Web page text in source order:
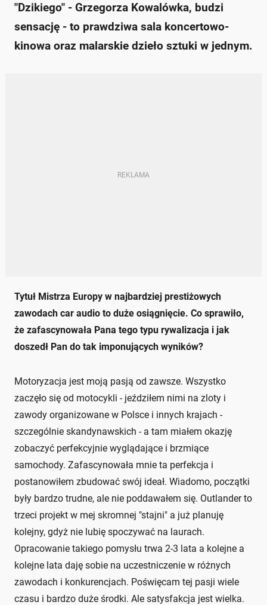
"Dzikiego" - Grzegorza Kowalówka, budzi
sensację - to prawdziwa sala koncertowo-
kinowa oraz malarskie dzieło sztuki w jednym.
Tytuł Mistrza Europy w najbardziej prestiżowych
zawodach car audio to duże osiągnięcie. Co sprawiło,
że zafascynowała Pana tego typu rywalizacja i jak
doszedł Pan do tak imponujących wyników?
Motoryzacja jest moją pasją od zawsze. Wszystko
zaczęło się od motocykli - jeździłem nimi na zloty i
zawody organizowane w Polsce i innych krajach -
szczególnie skandynawskich - a tam miałem okazję
zobaczyć perfekcyjnie wyglądające i brzmiące
samochody. Zafascynowała mnie ta perfekcja i
postanowiłem zbudować swój ideał. Wiadomo, początki
były bardzo trudne, ale nie poddawałem się. Outlander to
trzeci projekt w mej skromnej "stajni" a już planuję
kolejny, gdyż nie lubię spoczywać na laurach.
Opracowanie takiego pomysłu trwa 2-3 lata a kolejne a
kolejne lata daję sobie na uczestniczenie w różnych
zawodach i konkurencjach. Poświęcam tej pasji wiele
czasu i bardzo duże środki. Ale satysfakcja jest wielka.